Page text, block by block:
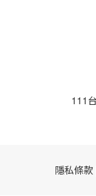
111
隱私條款